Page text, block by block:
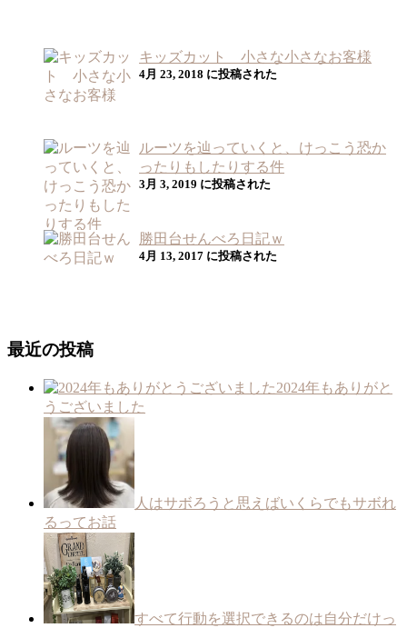
キッズカット 小さな小さなお客様
4月 23, 2018 に投稿された
ルーツを辿っていくと、けっこう恐か
ったりもしたりする件
3月 3, 2019 に投稿された
勝田台せんべろ日記ｗ
4月 13, 2017 に投稿された
最近の投稿
2024年もありがと
うございました
人はサボろうと思えばいくらでもサボれ
るってお話
すべて行動を選択できるのは自分だけっ